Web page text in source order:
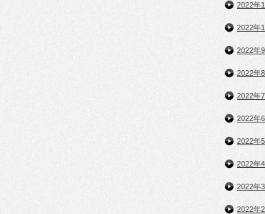
2022年
2022年
2022年
2022年
2022年
2022年
2022年
2022年
2022年
2022年